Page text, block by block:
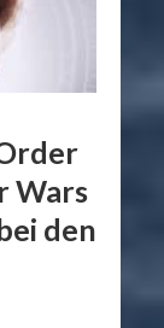
Wars
den